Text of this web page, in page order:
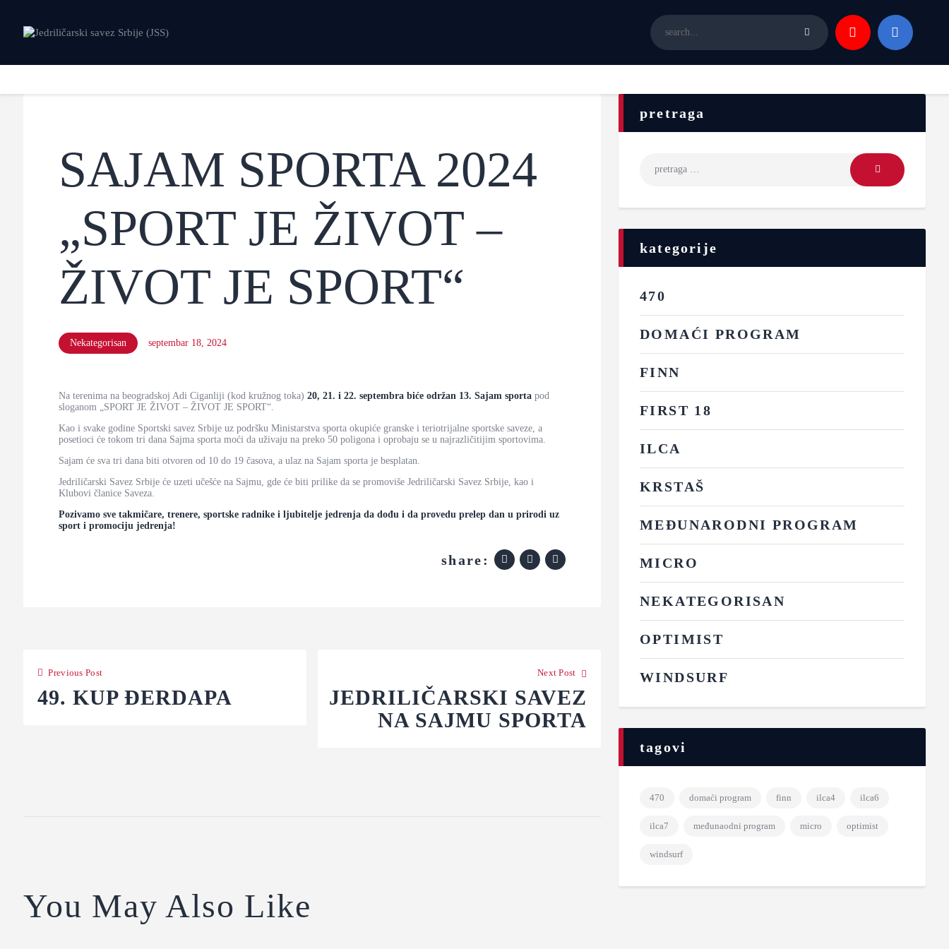
SAJAM SPORTA 2024
„SPORT JE ŽIVOT –
ŽIVOT JE SPORT“
Nekategorisan septembar 18, 2024
Na terenima na beogradskoj Adi Ciganliji (kod kružnog toka) 20, 21. i 22. septembra biće održan 13. Sajam sporta pod
sloganom „SPORT JE ŽIVOT – ŽIVOT JE SPORT“.
Kao i svake godine Sportski savez Srbije uz podršku Ministarstva sporta okupiće granske i teriotrijalne sportske saveze, a
posetioci će tokom tri dana Sajma sporta moći da uživaju na preko 50 poligona i oprobaju se u najrazličitijim sportovima.
Sajam će sva tri dana biti otvoren od 10 do 19 časova, a ulaz na Sajam sporta je besplatan.
Jedriličarski Savez Srbije će uzeti učešće na Sajmu, gde će biti prilike da se promoviše Jedriličarski Savez Srbije, kao i
Klubovi članice Saveza.
Pozivamo sve takmičare, trenere, sportske radnike i ljubitelje jedrenja da dođu i da provedu prelep dan u prirodi uz
sport i promociju jedrenja!
share:
Previous Post
49. KUP ĐERDAPA
Next Post
JEDRILIČARSKI SAVEZ
NA SAJMU SPORTA
You May Also Like
pretraga
kategorije
470
DOMAĆI PROGRAM
FINN
FIRST 18
ILCA
KRSTAŠ
MEĐUNARODNI PROGRAM
MICRO
NEKATEGORISAN
OPTIMIST
WINDSURF
tagovi
470 domaći program finn ilca4 ilca6
ilca7 međunaodni program micro optimist
windsurf